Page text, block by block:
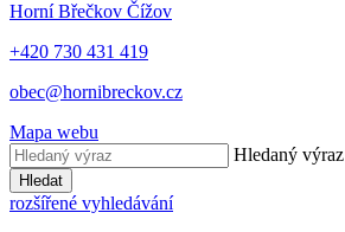
Horní Břečkov Čížov
+420 730 431 419
obec@hornibreckov.cz
Mapa webu
Hledaný výraz
Hledat
rozšířené vyhledávání